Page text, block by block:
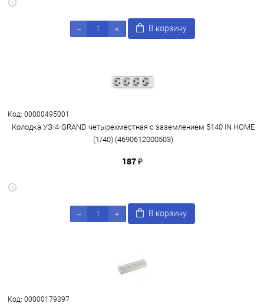
В корзину
Код: 00000495001
Колодка УЗ-4-GRAND четырехместная с заземлением 5140 IN HOME
(1/40) (4690612000503)
187 ₽
В корзину
Код: 00000179397